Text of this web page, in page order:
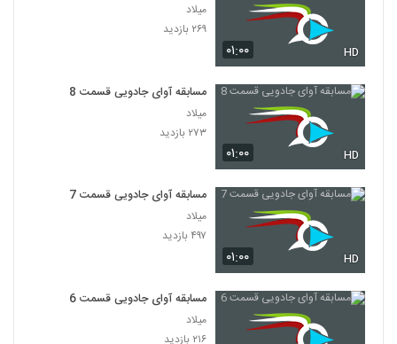
۰۱:۰۰ HD
میلاد
۲۶۹ بازدید
۰۱:۰۰ HD
مسابقه آوای جادویی قسمت 8
میلاد
۲۷۳ بازدید
۰۱:۰۰ HD
مسابقه آوای جادویی قسمت 7
میلاد
۴۹۷ بازدید
مسابقه آوای جادویی قسمت 6
میلاد
۲۱۶ بازدید